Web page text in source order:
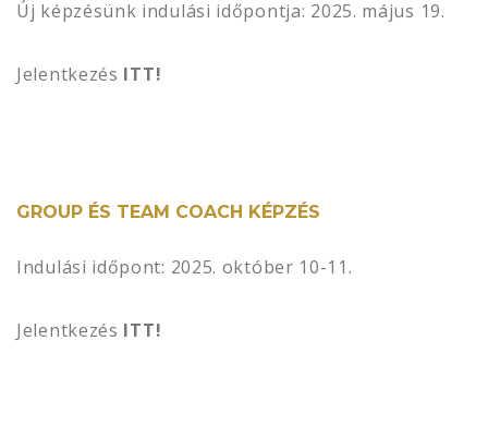
Új képzésünk indulási időpontja: 2025. május 19.
Jelentkezés ITT!
GROUP ÉS TEAM COACH KÉPZÉS
Indulási időpont: 2025. október 10-11.
Jelentkezés ITT!